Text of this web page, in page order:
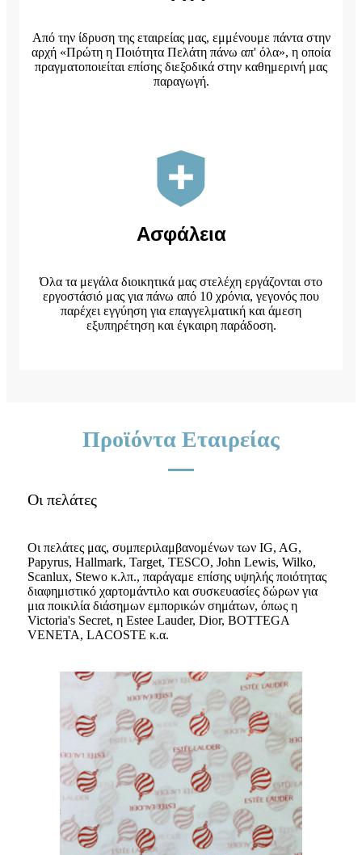
Από την ίδρυση της εταιρείας μας, εμμένουμε πάντα στην
αρχή «Πρώτη η Ποιότητα Πελάτη πάνω απ' όλα», η οποία
πραγματοποιείται επίσης διεξοδικά στην καθημερινή μας
παραγωγή.
Ασφάλεια
Όλα τα μεγάλα διοικητικά μας στελέχη εργάζονται στο
εργοστάσιό μας για πάνω από 10 χρόνια, γεγονός που
παρέχει εγγύηση για επαγγελματική και άμεση
εξυπηρέτηση και έγκαιρη παράδοση.
Προϊόντα Εταιρείας
Οι πελάτες
Οι πελάτες μας, συμπεριλαμβανομένων των IG, AG,
Papyrus, Hallmark, Target, TESCO, John Lewis, Wilko,
Scanlux, Stewo κ.λπ., παράγαμε επίσης υψηλής ποιότητας
διαφημιστικό χαρτομάντιλο και συσκευασίες δώρων για
μια ποικιλία διάσημων εμπορικών σημάτων, όπως η
Victoria's Secret, η Estee Lauder, Dior, BOTTEGA
VENETA, LACOSTE κ.α.